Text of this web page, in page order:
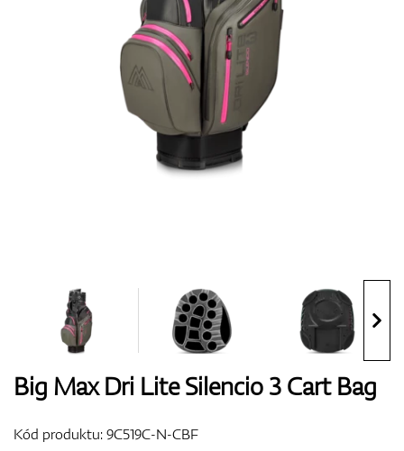
Topánky
Rukavice
Bagy
Big Max Dri Lite Silencio 3 Cart Bag
Kód produktu:9C519C-N-CBF